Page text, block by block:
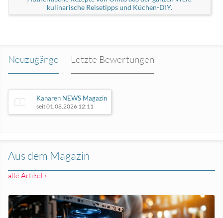
kulinarische Reisetipps und Küchen-DIY.
Neuzugänge Letzte Bewertungen
Kanaren NEWS Magazin
seit 01.08.2026 12:11
seit 01.08.2026 12:11
seit 27.07.2026 16:49
Aus dem Magazin
alle Artikel ›